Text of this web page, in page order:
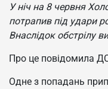
У ніч на 8 червня
потрапив під удари
Внаслідок обстрілу
Про це повідомила
Одне з попадань